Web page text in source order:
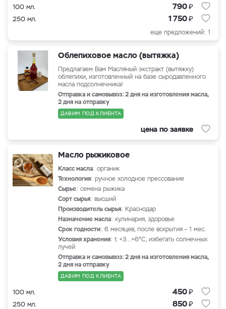
100 мл. 790₽
250 мл. 1 750₽
еще предложений: 1
Облепиховое масло (вытяжка)
Предлагаем Вам Масляный экстракт (вытяжку)
облепихи, изготовленный на базе сыродавленного
масла подсолнечника!
Отправка и самовывоз: 2 дня на изготовления масла,
2 дня на отправку
ДАВИМ ПОД КЛИЕНТА
цена по заявке
Масло рыжиковое
Класс масла: органик
Технология: ручное холодное прессование
Сырье: семена рыжика
Сорт сырья: высший
Производитель сырья: Краснодар
Назначение масла: кулинария, здоровье
Срок годности: 6 месяцев, после вскрытия – 1 мес.
Условия хранения: t +3…+6°С, избегать солнечных
лучей
Отправка и самовывоз: 2 дня на изготовления масла,
2 дня на отправку
ДАВИМ ПОД КЛИЕНТА
100 мл. 450₽
250 мл. 850₽